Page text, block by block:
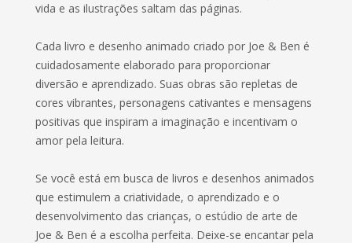
vida e as ilustrações saltam das páginas.
Cada livro e desenho animado criado por Joe & Ben é
cuidadosamente elaborado para proporcionar
diversão e aprendizado. Suas obras são repletas de
cores vibrantes, personagens cativantes e mensagens
positivas que inspiram a imaginação e incentivam o
amor pela leitura.
Se você está em busca de livros e desenhos animados
que estimulem a criatividade, o aprendizado e o
desenvolvimento das crianças, o estúdio de arte de
Joe & Ben é a escolha perfeita. Deixe-se encantar pela